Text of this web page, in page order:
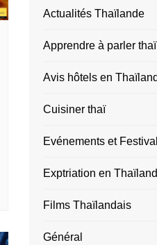
Actualités Thaïlande
Apprendre à parler thaï
Avis hôtels en
Cuisiner thaï
Evénements et
Exptriation en
Films Thaïlandais
Général